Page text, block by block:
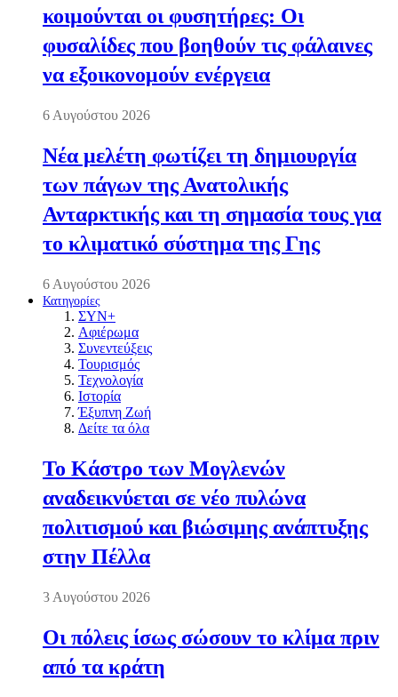
κοιμούνται οι φυσητήρες: Οι
φυσαλίδες που βοηθούν τις φάλαινες
να εξοικονομούν ενέργεια
6 Αυγούστου 2026
Νέα μελέτη φωτίζει τη δημιουργία
των πάγων της Ανατολικής
Ανταρκτικής και τη σημασία τους για
το κλιματικό σύστημα της Γης
6 Αυγούστου 2026
Κατηγορίες
ΣΥΝ+
Αφιέρωμα
Συνεντεύξεις
Τουρισμός
Τεχνολογία
Ιστορία
Έξυπνη Ζωή
Δείτε τα όλα
Το Κάστρο των Μογλενών
αναδεικνύεται σε νέο πυλώνα
πολιτισμού και βιώσιμης ανάπτυξης
στην Πέλλα
3 Αυγούστου 2026
Οι πόλεις ίσως σώσουν το κλίμα πριν
από τα κράτη